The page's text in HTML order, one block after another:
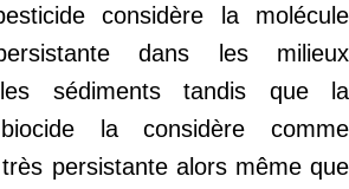
considère la molécule
dans les milieux
sédiments tandis que la
biocide la considère comme
persistante alors même que